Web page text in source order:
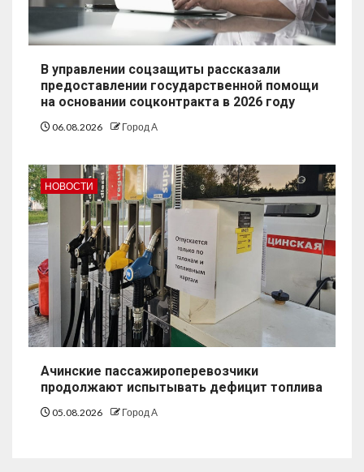
В управлении соцзащиты рассказали
предоставлении государственной помощи
на основании соцконтракта в 2026 году
06.08.2026 Город А
НОВОСТИ
Ачинские пассажироперевозчики
продолжают испытывать дефицит топлива
05.08.2026 Город А